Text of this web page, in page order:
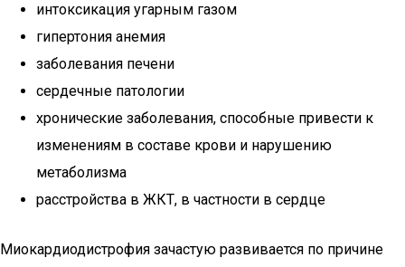
интоксикация угарным газом
гипертония анемия
заболевания печени
сердечные патологии
хронические заболевания, способные привести к
изменениям в составе крови и нарушению
метаболизма
расстройства в ЖКТ, в частности в сердце
Миокардиодистрофия зачастую развивается по причине